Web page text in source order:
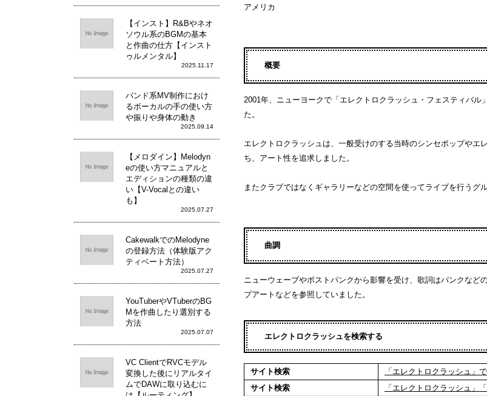
アメリカ
概要
2001年、ニューヨークで「エレクトロクラッシュ・フェスティバ
た。
エレクトロクラッシュは、一般受けのする当時のシンセポップや
ち、アート性を追求しました。
またクラブではなくギャラリーなどの空間を使ってライブを行うグ
曲調
ニューウェーブやポストパンクから影響を受け、歌詞はパンクな
プアートなどを参照していました。
エレクトロクラッシュを検索する
サイト検索
「エレクトロクラッシュ」
サイト検索
「エレクトロクラッシュ」
【インスト】R&Bやネオ
ソウル系のBGMの基本
と作曲の仕方【インスト
ゥルメンタル】
2025.11.17
バンド系MV制作におけ
るボーカルの手の使い方
や振りや身体の動き
2025.09.14
【メロダイン】Melodyn
eの使い方マニュアルと
エディションの種類の違
い【V-Vocalとの違い
も】
2025.07.27
CakewalkでのMelodyne
の登録方法（体験版アク
ティベート方法）
2025.07.27
YouTuberやVTuberのBG
Mを作曲したり選別する
方法
2025.07.07
VC ClientでRVCモデル
変換した後にリアルタイ
ムでDAWに取り込むに